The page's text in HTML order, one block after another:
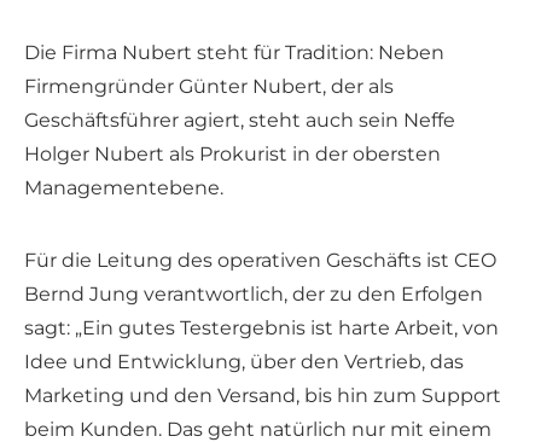
Die Firma Nubert steht für Tradition: Neben
Firmengründer Günter Nubert, der als
Geschäftsführer agiert, steht auch sein Neffe
Holger Nubert als Prokurist in der obersten
Managementebene.
Für die Leitung des operativen Geschäfts ist CEO
Bernd Jung verantwortlich, der zu den Erfolgen
sagt: „Ein gutes Testergebnis ist harte Arbeit, von
Idee und Entwicklung, über den Vertrieb, das
Marketing und den Versand, bis hin zum Support
beim Kunden. Das geht natürlich nur mit einem